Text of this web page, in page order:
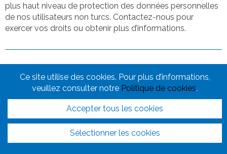
plus haut niveau de protection des données personnelles
de nos utilisateurs non turcs. Contactez-nous pour
exercer vos droits ou obtenir plus d’informations.
Politique relative aux données
© Copyright FORMİC PLASTİK - 2026
Ce site utilise des cookies. Pour plus d’informations,
veuillez consulter notre Politique de cookies.
Accepter tous les cookies
Sélectionner les cookies